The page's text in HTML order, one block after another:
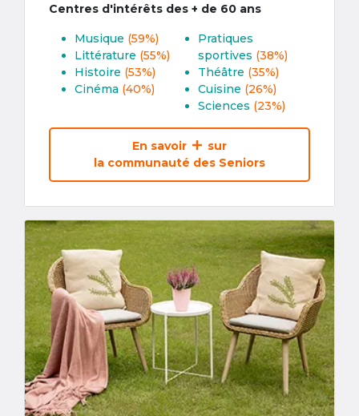
Centres d'intérêts des + de 60 ans
Musique (59%)
Littérature (55%)
Histoire (53%)
Cinéma (40%)
Pratiques
sportives (38%)
Théâtre (35%)
Cuisine (26%)
Sciences (23%)
En savoir
sur
la communauté des Seniors